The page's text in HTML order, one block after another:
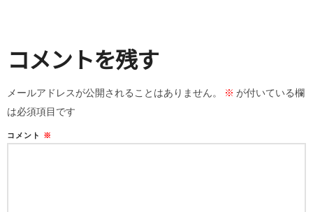
コメントを残す
メールアドレスが公開されることはありません。 ※ が付いている欄
は必須項目です
コメント ※